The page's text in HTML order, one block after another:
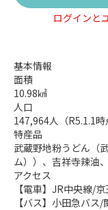
ログインと
基本情報
面積
10.98㎢
人口
147,964人（R5.1.1時
特産品
武蔵野地粉うどん（
ム））、吉祥寺辣油
アクセス
【電車】JR中央線/
【バス】小田急バス